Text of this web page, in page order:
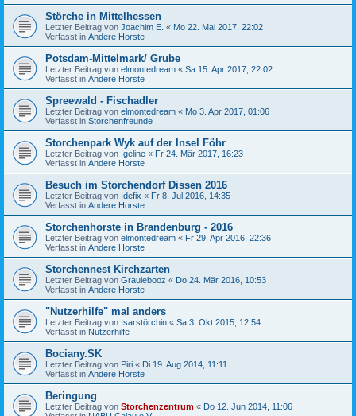
Störche in Mittelhessen
Letzter Beitrag von Joachim E. « Mo 22. Mai 2017, 22:02
Verfasst in Andere Horste
Potsdam-Mittelmark/ Grube
Letzter Beitrag von elmontedream « Sa 15. Apr 2017, 22:02
Verfasst in Andere Horste
Spreewald - Fischadler
Letzter Beitrag von elmontedream « Mo 3. Apr 2017, 01:06
Verfasst in Storchenfreunde
Storchenpark Wyk auf der Insel Föhr
Letzter Beitrag von Igeline « Fr 24. Mär 2017, 16:23
Verfasst in Andere Horste
Besuch im Storchendorf Dissen 2016
Letzter Beitrag von Idefix « Fr 8. Jul 2016, 14:35
Verfasst in Andere Horste
Storchenhorste in Brandenburg - 2016
Letzter Beitrag von elmontedream « Fr 29. Apr 2016, 22:36
Verfasst in Andere Horste
Storchennest Kirchzarten
Letzter Beitrag von Graulebooz « Do 24. Mär 2016, 10:53
Verfasst in Andere Horste
"Nutzerhilfe" mal anders
Letzter Beitrag von Isarstörchin « Sa 3. Okt 2015, 12:54
Verfasst in Nutzerhilfe
Bociany.SK
Letzter Beitrag von Piri « Di 19. Aug 2014, 11:11
Verfasst in Andere Horste
Beringung
Letzter Beitrag von Storchenzentrum « Do 12. Jun 2014, 11:06